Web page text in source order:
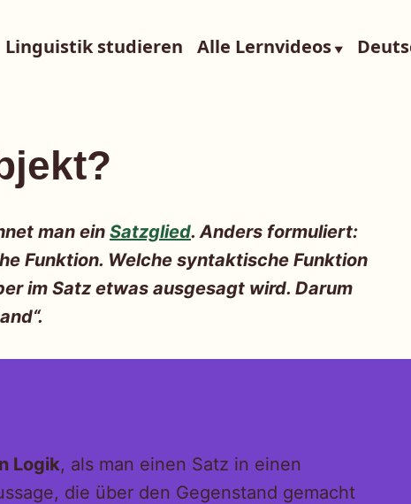
Linguistik studieren Alle Lernvideos
man ein Satzglied. Anders formuliert:
Funktion. Welche syntaktische Funktion
im Satz etwas ausgesagt wird. Darum
Logik, als man einen Satz in einen
die über den Gegenstand gemacht